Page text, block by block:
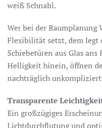
weiß Schnabl.
Wer bei der Raumplanung
Flexibilität setzt, dem legt
Schiebetüren aus Glas ans
Helligkeit hinein, öffnen
nachträglich
Transparente
Ein großzügiges
Lichtdurchflutung und